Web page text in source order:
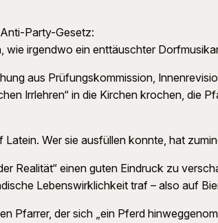
Party-Gesetz:
irgendwo ein enttäuschter
aus Prüfungskommission,
Irrlehren“ in die Kirchen krochen, die
Wer sie ausfüllen konnte, hat
Realität“ einen guten Eindruck zu
Lebenswirklichkeit traf – also auf
Pfarrer, der sich „ein Pferd